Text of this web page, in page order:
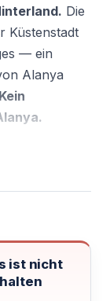
Die
Küstenstadt
— ein
Alanya
Kein
Burg, den
Doch
andere
ist nicht